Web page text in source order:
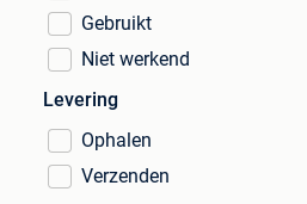
Gebruikt
Niet werkend
Levering
Ophalen
Verzenden